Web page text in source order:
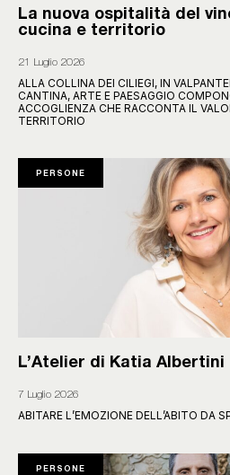
La nuova ospitalità del
cucina e territorio
21 Luglio 2026
ALLA COLLINA DEI CILIEGI, IN
CANTINA, ARTE E PAESAGGIO
ACCOGLIENZA CHE RACCONTA IL
TERRITORIO
PERSONE
L’Atelier di Katia Albertini
7 Luglio 2026
ABITARE L’EMOZIONE DELL’ABITO DA
PERSONE